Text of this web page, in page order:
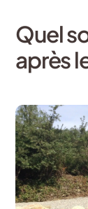
Quel
après